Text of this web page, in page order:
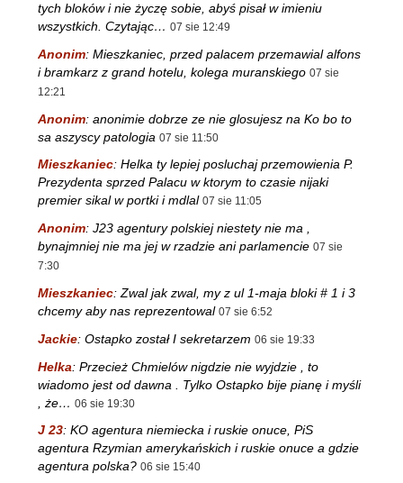
tych bloków i nie życzę sobie, abyś pisał w imieniu
wszystkich. Czytając… 07 sie 12:49
Anonim: Mieszkaniec, przed palacem przemawial alfons
i bramkarz z grand hotelu, kolega muranskiego 07 sie
12:21
Anonim: anonimie dobrze ze nie glosujesz na Ko bo to
sa aszyscy patologia 07 sie 11:50
Mieszkaniec: Helka ty lepiej posluchaj przemowienia P.
Prezydenta sprzed Palacu w ktorym to czasie nijaki
premier sikal w portki i mdlal 07 sie 11:05
Anonim: J23 agentury polskiej niestety nie ma ,
bynajmniej nie ma jej w rzadzie ani parlamencie 07 sie
7:30
Mieszkaniec: Zwal jak zwal, my z ul 1-maja bloki # 1 i 3
chcemy aby nas reprezentowal 07 sie 6:52
Jackie: Ostapko został I sekretarzem 06 sie 19:33
Helka: Przecież Chmielów nigdzie nie wyjdzie , to
wiadomo jest od dawna . Tylko Ostapko bije pianę i myśli
, że… 06 sie 19:30
J 23: KO agentura niemiecka i ruskie onuce, PiS
agentura Rzymian amerykańskich i ruskie onuce a gdzie
agentura polska? 06 sie 15:40